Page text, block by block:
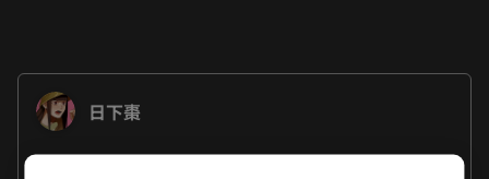
日下棗